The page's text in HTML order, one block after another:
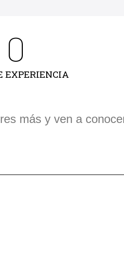
EXPERIENCIA
0
más y ven a